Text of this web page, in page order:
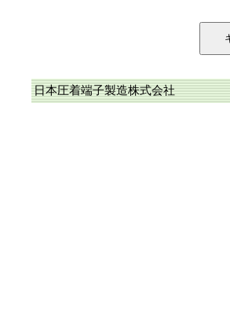
日本圧着端子製造株式会社